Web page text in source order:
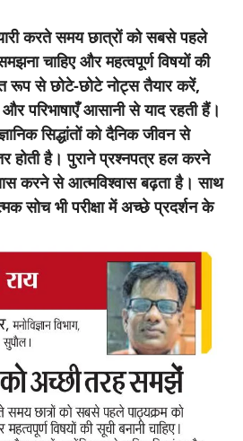
करते समय छात्रों को सबसे पहले
चाहिए और महत्वपूर्ण विषयों की
रूप से छोटे-छोटे नोट्स तैयार करें,
परिभाषाएँ आसानी से याद रहती हैं।
सिद्धांतों को दैनिक जीवन से
है। पुराने प्रश्नपत्र हल करने
करने से आत्मविश्वास बढ़ता है। साथ
सोच भी परीक्षा में अच्छे प्रदर्शन के